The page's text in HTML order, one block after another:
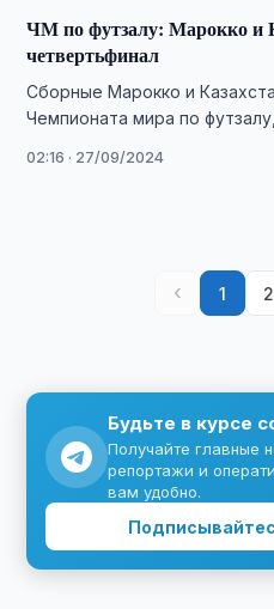
ЧМ по футзалу: Марокко и
четвертьфинал
Сборные Марокко и
Чемпионата мира по
02:16 · 27/09/2024
‹ 1 2
Будьте в курсе
Получайте главные
репортажи и
вам удобно.